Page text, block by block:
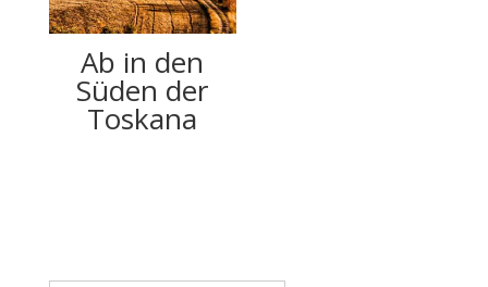
Ab in den
Süden der
Toskana